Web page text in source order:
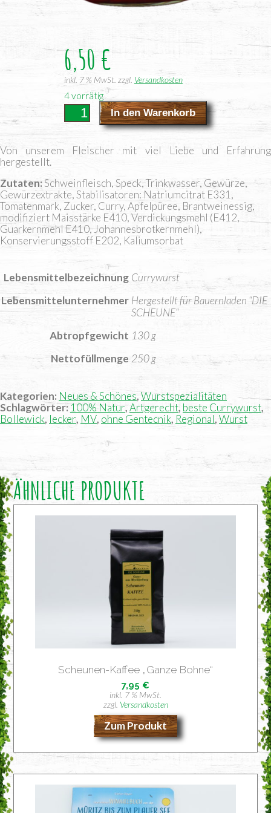
6,50 €
inkl. 7 % MwSt. zzgl. Versandkosten
4 vorrätig
Currywurst
Menge
In den Warenkorb
Von unse­rem Flei­scher mit viel Lie­be und Erfah­rung
hergestellt.
Zutaten Schweinfleisch, Speck, Trinkwasser, Gewürze,
Gewürzextrakte, Stabilisatoren: Natriumcitrat E331,
Tomatenmark, Zucker, Curry, Apfelpüree, Brantweinessig,
modifiziert Maisstärke E410, Verdickungsmehl (E412,
Guarkernmehl E410, Johannesbrotkernmehl),
Konservierungsstoff E202, Kaliumsorbat
Lebensmittelbezeichnung Currywurst
Lebensmittelunternehmer Hergestellt für Bauernladen “DIE
SCHEUNE“
Abtropfgewicht 130 g
Nettofüllmenge 250 g
Kategorien: Neues & Schönes,Wurstspezialitäten
Schlagwörter:100% Natur,Artgerecht, beste Currywurst,
Bollewick, lecker, MV, ohne Gentecnik, Regional,Wurst
ÄHNLICHE PRODUKTE
Scheu­nen-Kaf­fee „Gan­ze Bohne“
7,95 €
inkl. 7 % MwSt.
zzgl. Versandkosten
Zum Produkt